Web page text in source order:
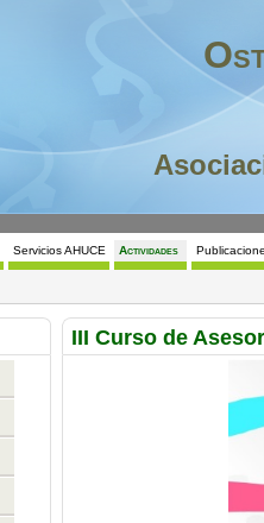
Servicios AHUCE Actividades
III Curso de